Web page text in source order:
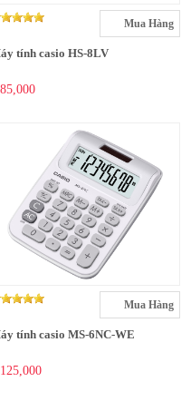
Mua Hàng
tính casio HS-8LV
Mua Hàng
tính casio MS-6NC-WE